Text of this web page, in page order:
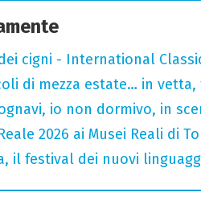
cigni - International
di mezza estate… in
io non dormivo, in
2026 ai Musei Reali di
il festival dei nuovi